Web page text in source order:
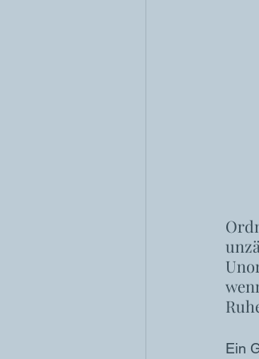
Ein